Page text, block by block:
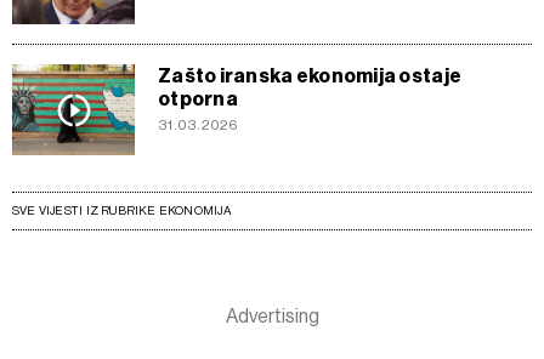
Zašto iranska ekonomija ostaje
otporna
31.03.2026
SVE VIJESTI IZ RUBRIKE EKONOMIJA